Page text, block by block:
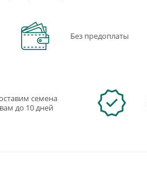
Без предоплаты
семена
до 10 дней